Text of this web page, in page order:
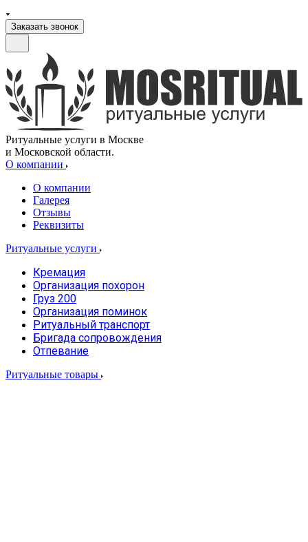
Заказать звонок
Ритуальные услуги в Москве
и Московской области.
О компании
О компании
Галерея
Отзывы
Реквизиты
Ритуальные услуги
Кремация
Организация похорон
Груз 200
Организация поминок
Ритуальный транспорт
Бригада сопровождения
Отпевание
Ритуальные товары